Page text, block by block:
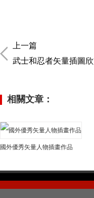
上一篇
武士和忍者矢量插圖
相關文章：
國外優秀矢量人物插畫作品